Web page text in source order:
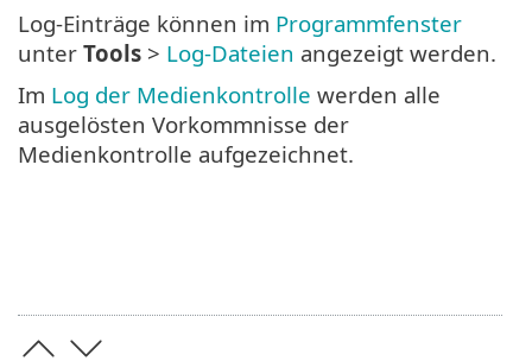
Log-Einträge können im Programmfenster
unter Tools > Log-Dateien angezeigt werden.
Im Log der Medienkontrolle werden alle
ausgelösten Vorkommnisse der
Medienkontrolle aufgezeichnet.